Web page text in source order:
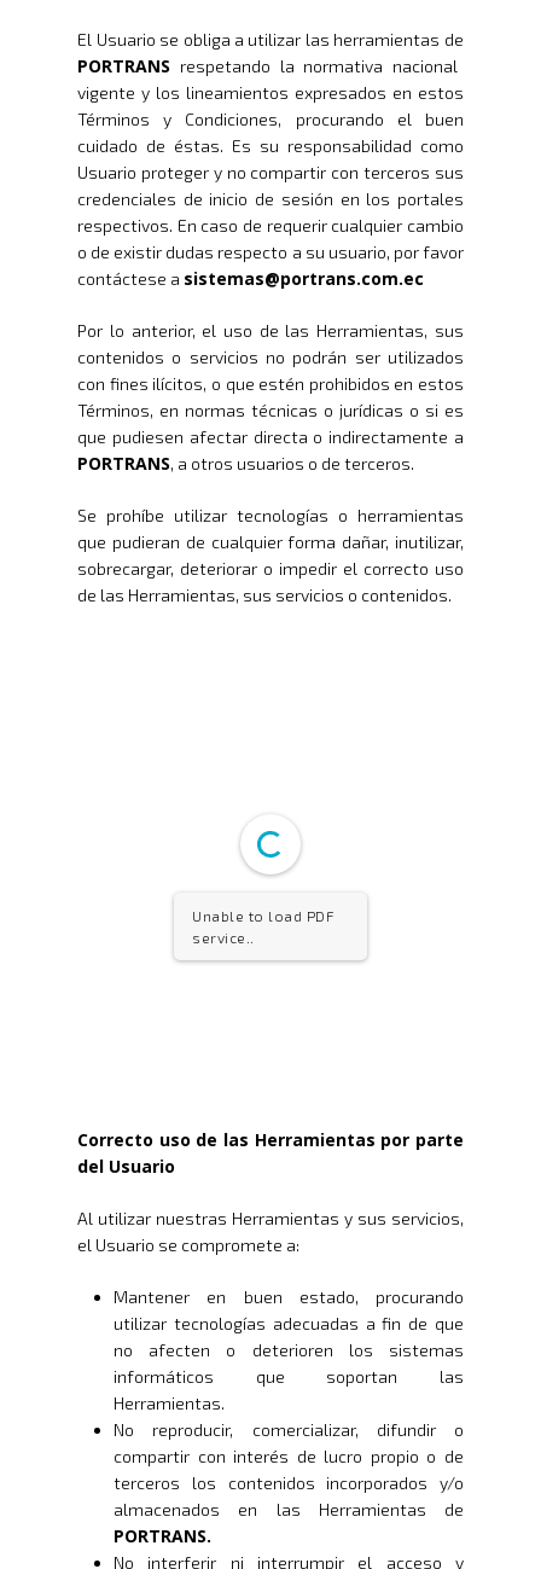
El Usuario se obliga a utilizar las herramientas de
PORTRANS respetando la normativa nacional
vigente y los lineamientos expresados en estos
Términos y Condiciones, procurando el buen
cuidado de éstas. Es su responsabilidad como
Usuario proteger y no compartir con terceros sus
credenciales de inicio de sesión en los portales
respectivos. En caso de requerir cualquier cambio
o de existir dudas respecto a su usuario, por favor
contáctese a sistemas@portrans.com.ec
Por lo anterior, el uso de las Herramientas, sus
contenidos o servicios no podrán ser utilizados
con fines ilícitos, o que estén prohibidos en estos
Términos, en normas técnicas o jurídicas o si es
que pudiesen afectar directa o indirectamente a
PORTRANS, a otros usuarios o de terceros.
Se prohíbe utilizar tecnologías o herramientas
que pudieran de cualquier forma dañar, inutilizar,
sobrecargar, deteriorar o impedir el correcto uso
de las Herramientas, sus servicios o contenidos.
Unable to load PDF
service..
Correcto uso de las Herramientas por parte
del Usuario
Al utilizar nuestras Herramientas y sus servicios,
el Usuario se compromete a:
Mantener en buen estado, procurando
utilizar tecnologías adecuadas a fin de que
no afecten o deterioren los sistemas
informáticos que soportan las
Herramientas.
No reproducir, comercializar, difundir o
compartir con interés de lucro propio o de
terceros los contenidos incorporados y/o
almacenados en las Herramientas de
PORTRANS.
No interferir ni interrumpir el acceso y